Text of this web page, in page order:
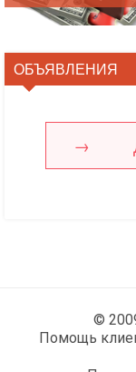
ОБЪЯВЛЕНИЯ
©
Помощь